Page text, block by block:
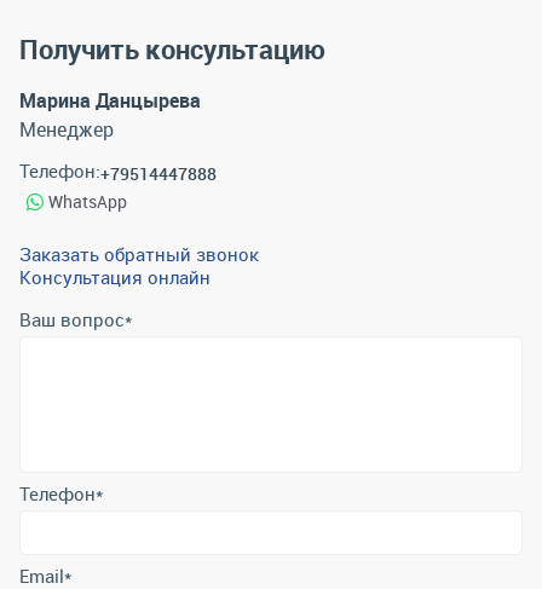
Получить консультацию
Марина Данцырева
Менеджер
Телефон:+79514447888
WhatsApp
Заказать обратный звонок
Консультация онлайн
Ваш вопрос*
Отправляя форму вы подтверждаете согласие с